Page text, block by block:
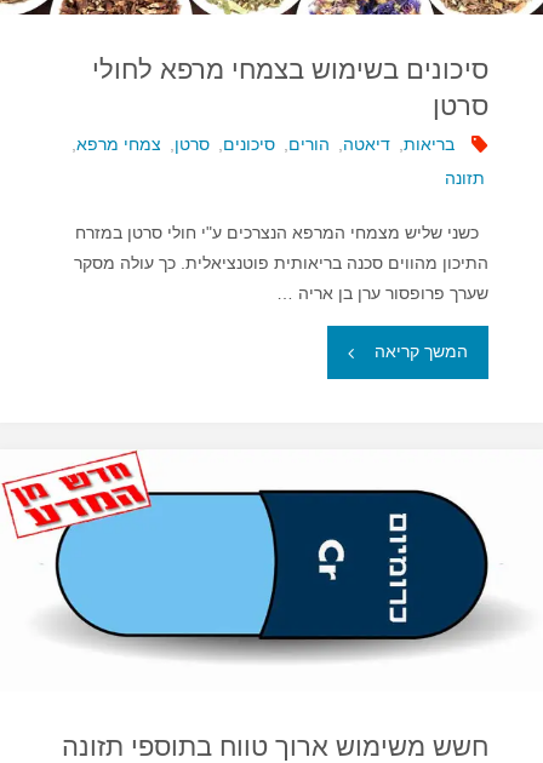
סרטניות"
סיכונים בשימוש בצמחי מרפא לחולי
סרטן
בריאות דיאטה הורים סיכונים סרטן צמחי מרפא,
תזונה
כשני שליש מצמחי המרפא הנצרכים ע"י חולי סרטן במזרח
התיכון מהווים סכנה בריאותית פוטנציאלית. כך עולה מסקר
שערך פרופסור ערן בן אריה …
המשך קריאה "סיכונים
לחולי
חשש משימוש ארוך טווח בתוספי תזונה